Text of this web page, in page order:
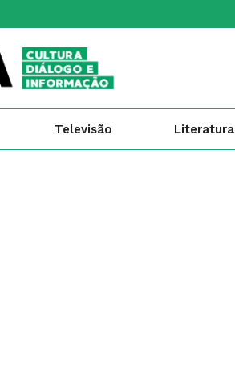
Televisão Literatura